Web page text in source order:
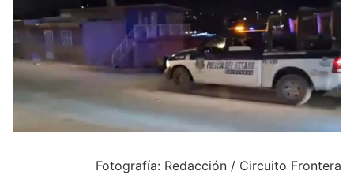
Fotografía: Redacción / Circuito Frontera